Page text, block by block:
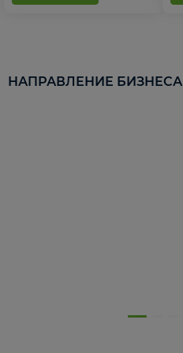
НАПРАВЛЕНИЕ БИЗНЕСА